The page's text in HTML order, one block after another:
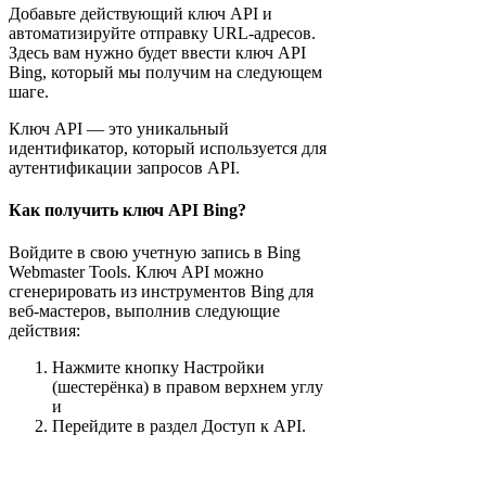
Добавьте действующий ключ API и
автоматизируйте отправку URL-адресов.
Здесь вам нужно будет ввести ключ API
Bing, который мы получим на следующем
шаге.
Ключ API — это уникальный
идентификатор, который используется для
аутентификации запросов API.
Как получить ключ API Bing?
Войдите в свою учетную запись в Bing
Webmaster Tools. Ключ API можно
сгенерировать из инструментов Bing для
веб-мастеров, выполнив следующие
действия:
Нажмите кнопку Настройки
(шестерёнка) в правом верхнем углу
и
Перейдите в раздел Доступ к API.